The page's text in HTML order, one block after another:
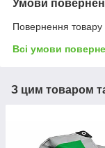
Умови
Повернення товару
Всі умови
З цим товаром